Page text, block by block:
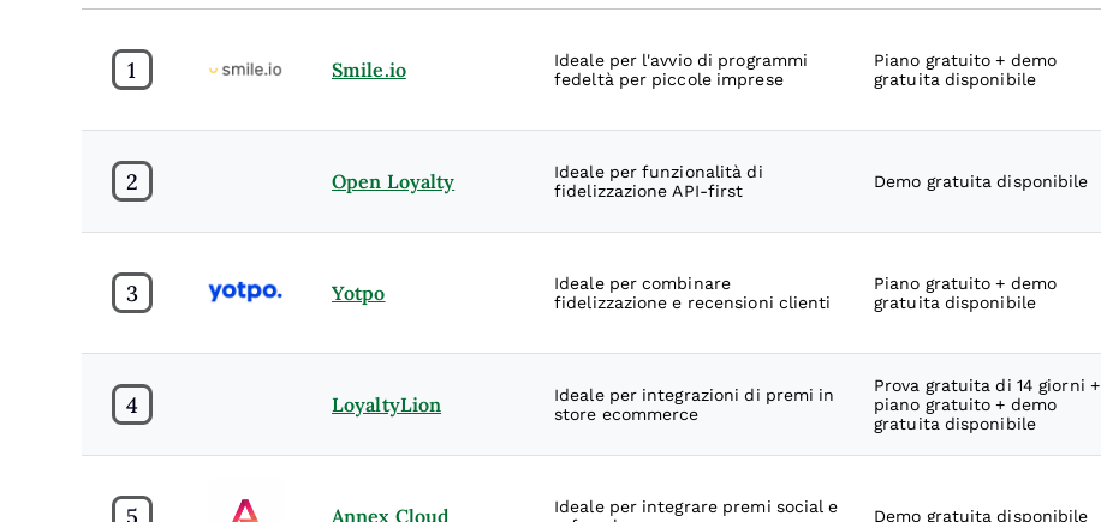
1 Smile.io
Ideale per l'avvio di programmi
fedeltà per piccole imprese
Piano gratuito + demo
gratuita disponibile
2 Open Loyalty
Ideale per funzionalità di
fidelizzazione API-first
Demo gratuita disponibile
3 Yotpo
Ideale per combinare
fidelizzazione e recensioni clienti
Piano gratuito + demo
gratuita disponibile
4 LoyaltyLion
Ideale per integrazioni di premi in
store ecommerce
Prova gratuita di 14 giorni +
piano gratuito + demo
gratuita disponibile
5 Annex Cloud
Ideale per integrare premi social e
Demo gratuita disponibile